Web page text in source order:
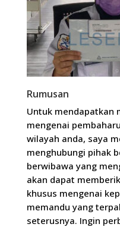
Rumusan
Untuk mendapatkan
mengenai
wilayah anda, saya
menghubungi pihak
berwibawa yang
akan dapat
khusus mengenai
memandu yang
seterusnya. Ingin